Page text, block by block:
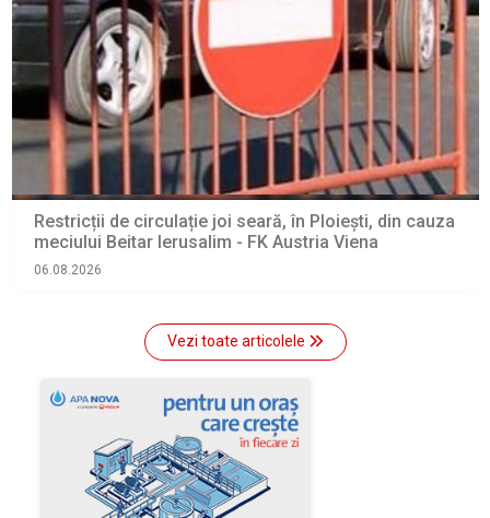
Restricții de circulație joi seară, în Ploiești, din cauza
meciului Beitar Ierusalim - FK Austria Viena
06.08.2026
Vezi toate articolele